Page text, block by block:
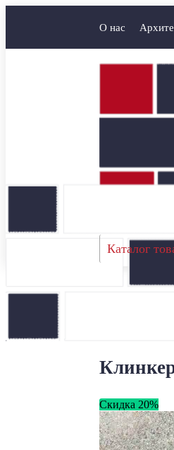
О нас
Каталог
← Назад в
Скидка 20%